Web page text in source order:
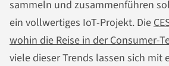
sammeln und zusammenführen
ein vollwertiges IoT-Projekt. Die
wohin die Reise in der Consumer-
viele dieser Trends lassen sich mit